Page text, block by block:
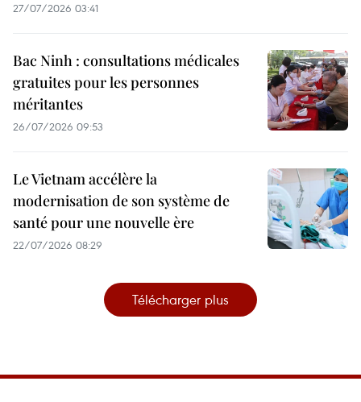
27/07/2026 03:41
Bac Ninh : consultations médicales
gratuites pour les personnes
méritantes
26/07/2026 09:53
Le Vietnam accélère la
modernisation de son système de
santé pour une nouvelle ère
22/07/2026 08:29
Télécharger plus